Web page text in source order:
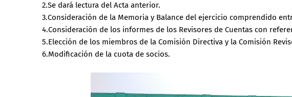
2.Se dará lectura del Acta anterior.
3.Consideración de la Memoria y Balance del ejercicio comprendido
4.Consideración de los informes de los Revisores de Cuentas con
5.Elección de los miembros de la Comisión Directiva y la Comisión
6.Modificación de la cuota de socios.